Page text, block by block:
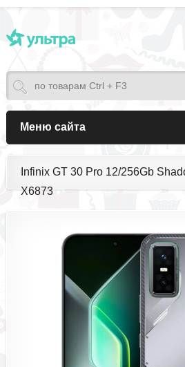
Меню сайта
Infinix GT 30 Pro 12/256Gb
X6873